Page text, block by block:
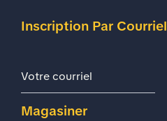
Magasiner
Inscription Par Courriel